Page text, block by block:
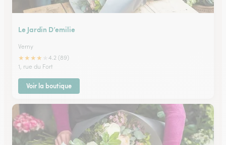
Le Jardin D’emilie
Verny
★★★★
4.2 (89)
1, rue du Fort
Voir la boutique